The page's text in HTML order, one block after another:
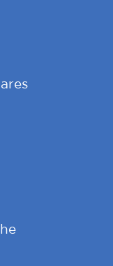
web con
y análisis
información
recopilado a